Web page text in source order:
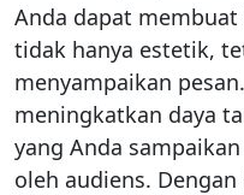
Anda dapat
tidak hanya estetik,
menyampaikan
meningkatkan daya
yang Anda
oleh audiens.